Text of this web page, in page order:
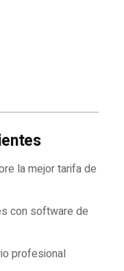
la mejor tarifa de
con software de
profesional